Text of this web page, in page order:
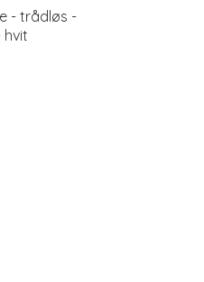
- trådløs -
hvit